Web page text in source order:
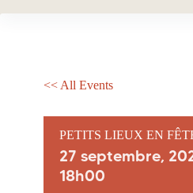
<< All Events
PETITS LIEUX EN
27 septembre,
18h00